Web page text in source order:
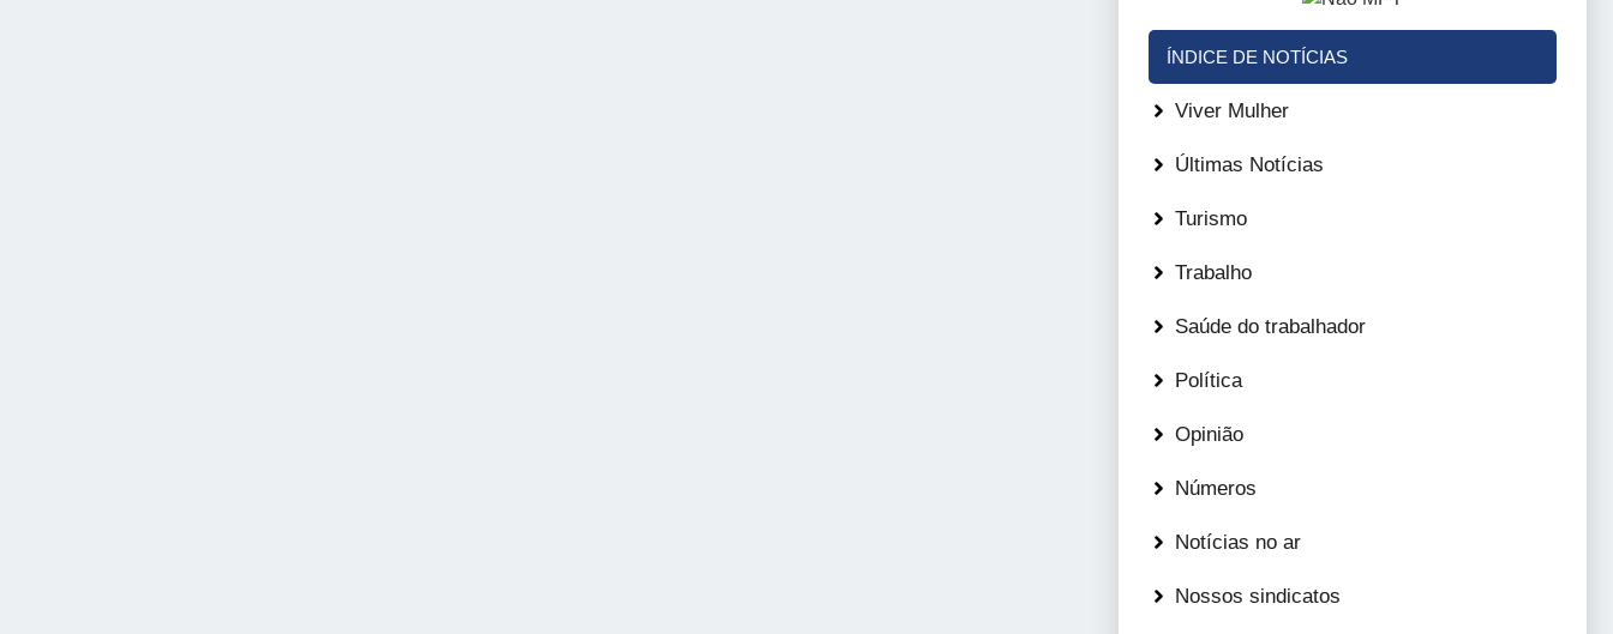
ÍNDICE DE NOTÍCIAS
Viver Mulher
Últimas Notícias
Turismo
Trabalho
Saúde do trabalhador
Política
Opinião
Números
Notícias no ar
Nossos sindicatos